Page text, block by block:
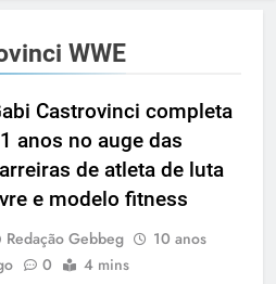
E
Casinos
Onlineios
| Casas De Apostas E
|Musas Brasileiras | Fotos
| Ensaios Fotográficos ! Gebbeg
Musas Brasileiras Sexy Gebbeg
Musas Brasileiras Sensual
WWE
Castrovinci completa
anos no auge das
de atleta de luta
e modelo fitness
Redação Gebbeg
10 anos
0 4 mins